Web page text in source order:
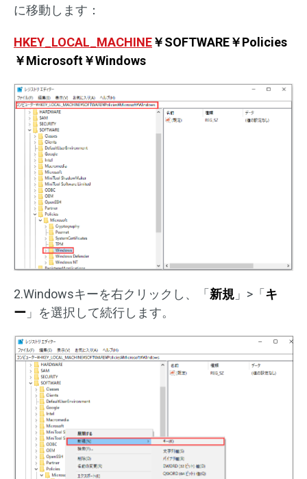
に移動します：
HKEY_LOCAL_MACHINE￥SOFTWARE￥Policies
￥Microsoft￥Windows
2.Windowsキーを右クリックし、「新規 」>「キ
ー 」を選択して続行します。